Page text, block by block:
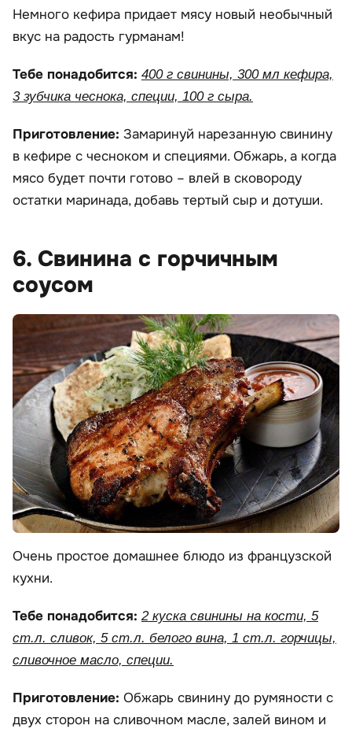
Немного кефира придает мясу новый необычный
вкус на радость гурманам!
Тебе понадобится: 400 г свинины, 300 мл кефира,
3 зубчика чеснока, специи, 100 г сыра.
Приготовление: Замаринуй нарезанную свинину
в кефире с чесноком и специями. Обжарь, а когда
мясо будет почти готово – влей в сковороду
остатки маринада, добавь тертый сыр и дотуши.
6. Свинина с горчичным
соусом
Очень простое домашнее блюдо из французской
кухни.
Тебе понадобится: 2 куска свинины на кости, 5
ст.л. сливок, 5 ст.л. белого вина, 1 ст.л. горчицы,
сливочное масло, специи.
Приготовление: Обжарь свинину до румяности с
двух сторон на сливочном масле, залей вином и